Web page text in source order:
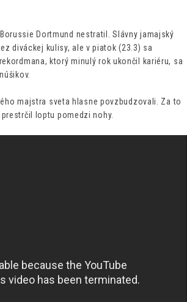
Dortmund nestratil. Slávny jamajský
diváckej kulisy, ale v piatok (23.3) sa
ktorý minulý rok ukončil kariéru, sa
majstra sveta hlasne povzbudzovali. Za to
loptu pomedzi nohy.